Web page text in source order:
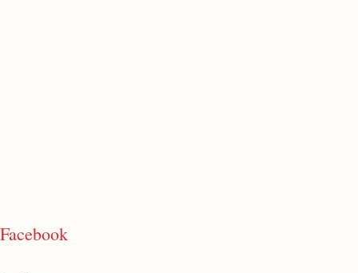
Facebook